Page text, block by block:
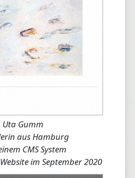
Uta Gumm
aus Hamburg
CMS System
im September 2020